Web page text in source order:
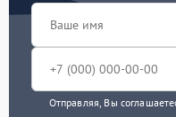
Отправляя, Вы